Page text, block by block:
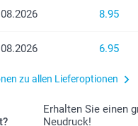
8.95
6.95
zu allen Lieferoptionen
Erhalten Sie einen
Neudruck!